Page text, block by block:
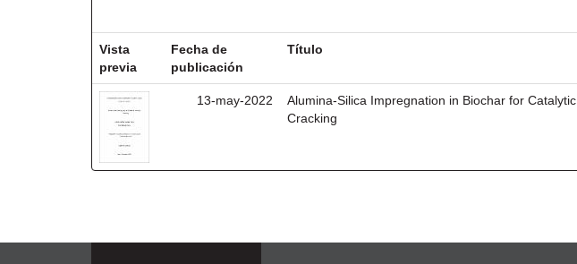
Vista
previa
Fecha de
publicación
Título
13-may-2022
Alumina-Silica Impregnation in Biochar for Catalytic
Cracking